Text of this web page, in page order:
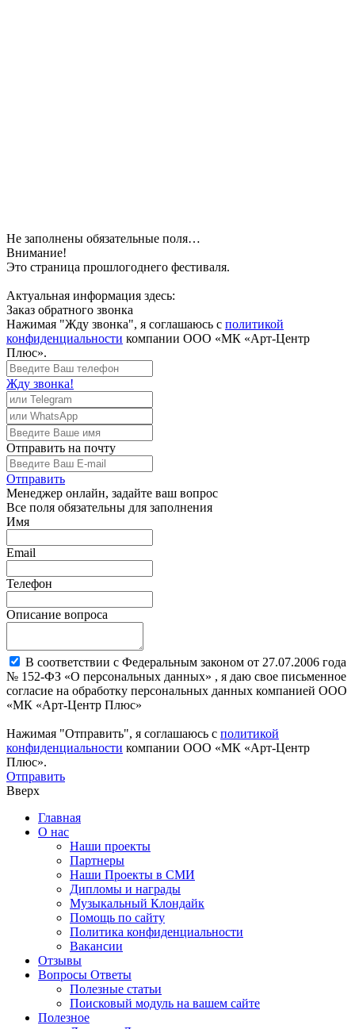
Не заполнены обязательные поля…
Внимание!
Это страница прошлогоднего фестиваля.
Актуальная информация здесь:
Заказ обратного звонка
Нажимая "Жду звонка", я соглашаюсь с политикой
конфиденциальности компании ООО «МК «Арт-Центр
Плюс».
Жду звонка!
Отправить на почту
Отправить
Менеджер онлайн, задайте ваш вопрос
Все поля обязательны для заполнения
Имя
Email
Телефон
Описание вопроса
В соответствии с Федеральным законом от 27.07.2006 года
№ 152-ФЗ «О персональных данных» , я даю свое письменное
согласие на обработку персональных данных компанией ООО
«МК «Арт-Центр Плюс»
Нажимая "Отправить", я соглашаюсь с политикой
конфиденциальности компании ООО «МК «Арт-Центр
Плюс».
Отправить
Вверх
Главная
О нас
Наши проекты
Партнеры
Наши Проекты в СМИ
Дипломы и награды
Музыкальный Клондайк
Помощь по сайту
Политика конфиденциальности
Вакансии
Отзывы
Вопросы Ответы
Полезные статьи
Поисковый модуль на вашем сайте
Полезное